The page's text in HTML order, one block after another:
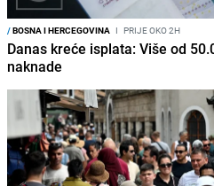
/BOSNA I HERCEGOVINA I PRIJE OKO 2H
Danas kreće isplata: Više od
naknade